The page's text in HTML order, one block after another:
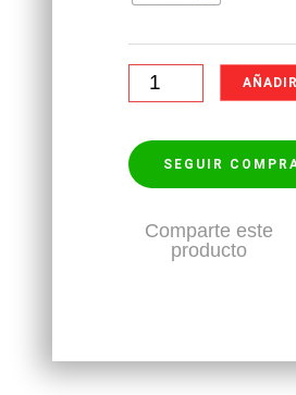
SEGUIR
Comparte este
producto